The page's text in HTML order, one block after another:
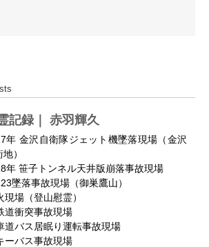
記録｜ 赤羽輝久
年 金沢自衛隊ジェット機墜落現場（金沢
）
年 笹子トンネル天井版崩落事故現場
墜落事故現場（御巣鷹山）
場（登山慰霊）
道衝突事故現場
道バス居眠り運転事故現場
ーバス事故現場